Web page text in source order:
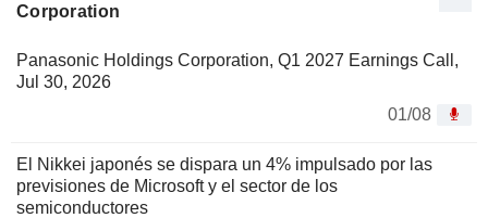
Corporation
Panasonic Holdings Corporation, Q1 2027 Earnings Call,
Jul 30, 2026
01/08
El Nikkei japonés se dispara un 4% impulsado por las
previsiones de Microsoft y el sector de los
semiconductores